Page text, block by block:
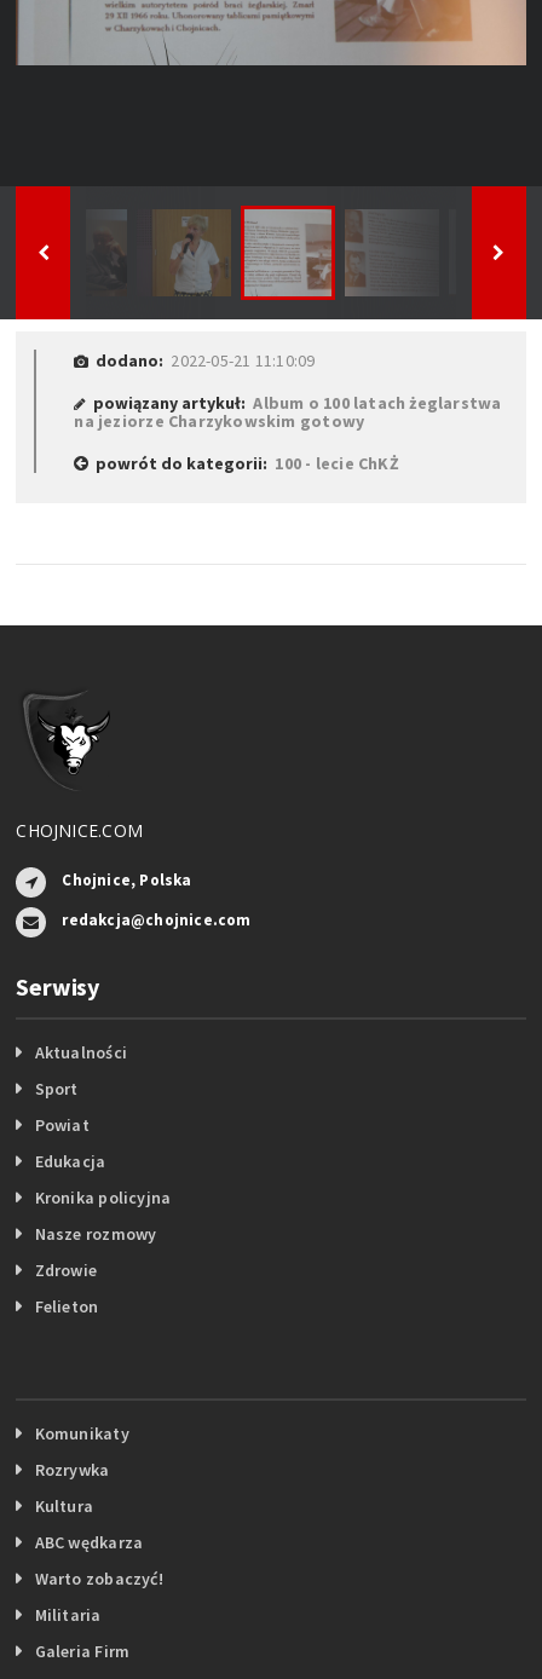
dodano: 2022-05-21 11:10:09
powiązany artykuł:Album o 100 latach żeglarstwa
na jeziorze Charzykowskim gotowy
powrót do kategorii: 100 - lecie ChKŻ
CHOJNICE.COM
Chojnice, Polska
redakcja@chojnice.com
Serwisy
Aktualności
Sport
Powiat
Edukacja
Kronika policyjna
Nasze rozmowy
Zdrowie
Felieton
Komunikaty
Rozrywka
Kultura
ABC wędkarza
Warto zobaczyć!
Militaria
Galeria Firm